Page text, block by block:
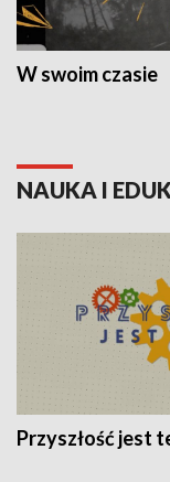
W swoim czasie
NAUKA I
Przyszłość jest